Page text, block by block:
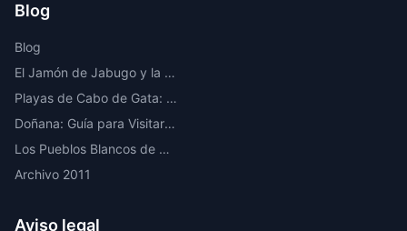
Blog
Blog
El Jamón de Jabugo y la Ruta del Ibérico en la Sierra de Huelva
Playas de Cabo de Gata: Las Mejores Calas y Playas Vírgenes de Almería
Doñana: Guía para Visitar el Parque Nacional Más Importante de Europa
Los Pueblos Blancos de Cádiz: Ruta por los Más Bonitos
Archivo 2011
Aviso legal